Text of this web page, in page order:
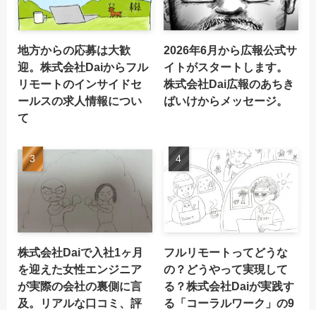
地方からの応募は大歓
迎。株式会社Daiからフル
リモートのインサイドセ
ールスの求人情報につい
て
2026年6月から広報公式サ
イトがスタートします。
株式会社Dai広報のあちき
ばいけからメッセージ。
株式会社Daiで入社1ヶ月
を迎えた女性エンジニア
が実際の会社の裏側に言
及。リアルな口コミ、評
フルリモートってどうな
の？どうやって実現して
る？株式会社Daiが実践す
る「コーラルワーク」の9